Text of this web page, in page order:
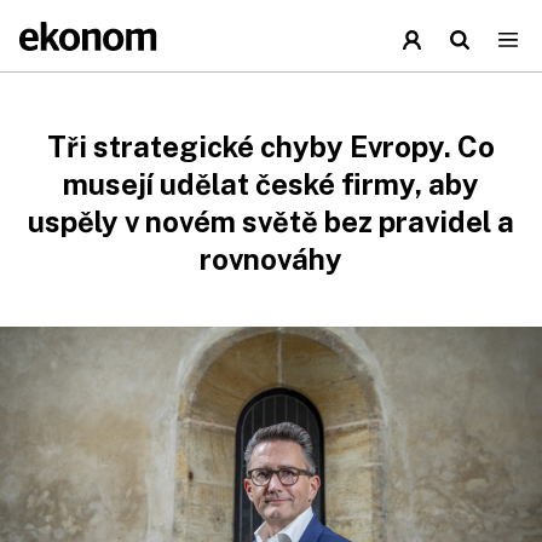
Tři strategické chyby Evropy. Co
musejí udělat české firmy, aby
uspěly v novém světě bez pravidel a
rovnováhy